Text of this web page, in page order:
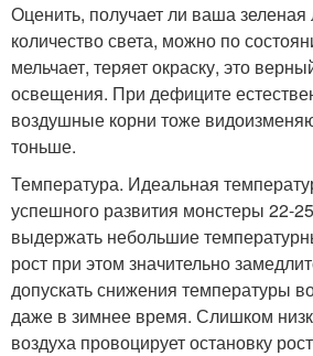
Оценить, получает ли ваша
количество света, можно по
мельчает, теряет окраску, это
освещения. При дефиците
воздушные корни тоже
тоньше.
Температура. Идеальная
успешного развития монстеры 22-
выдержать небольшие
рост при этом значительно
допускать снижения температуры
даже в зимнее время. Слишком
воздуха провоцирует остановку